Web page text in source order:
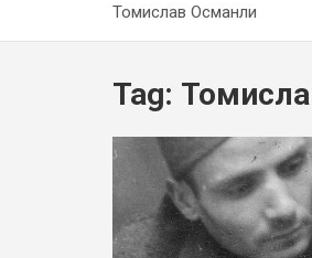
Томислав Османли
Tag: